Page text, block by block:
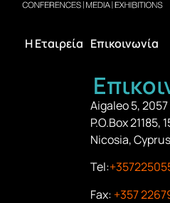
Η Εταιρεία Επικοινωνία
Aigaleo 5,
P.O.Box 21185,
Nicosia, Cyprus
Tel:
Fax: +357